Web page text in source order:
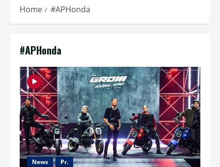
Home #APHonda
#APHonda
News Pr.